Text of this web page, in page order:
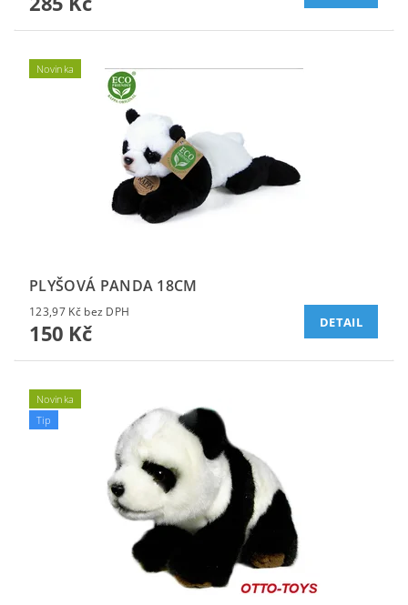
Novinka
PLYŠOVÁ PANDA 18CM
123,97 Kč bez DPH
150 Kč DETAIL
Novinka
Tip